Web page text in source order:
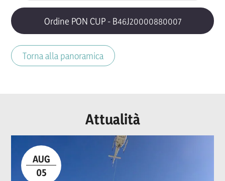
Ordine PON CUP - B46J20000880007
Torna alla panoramica
Attualità
AUG
05